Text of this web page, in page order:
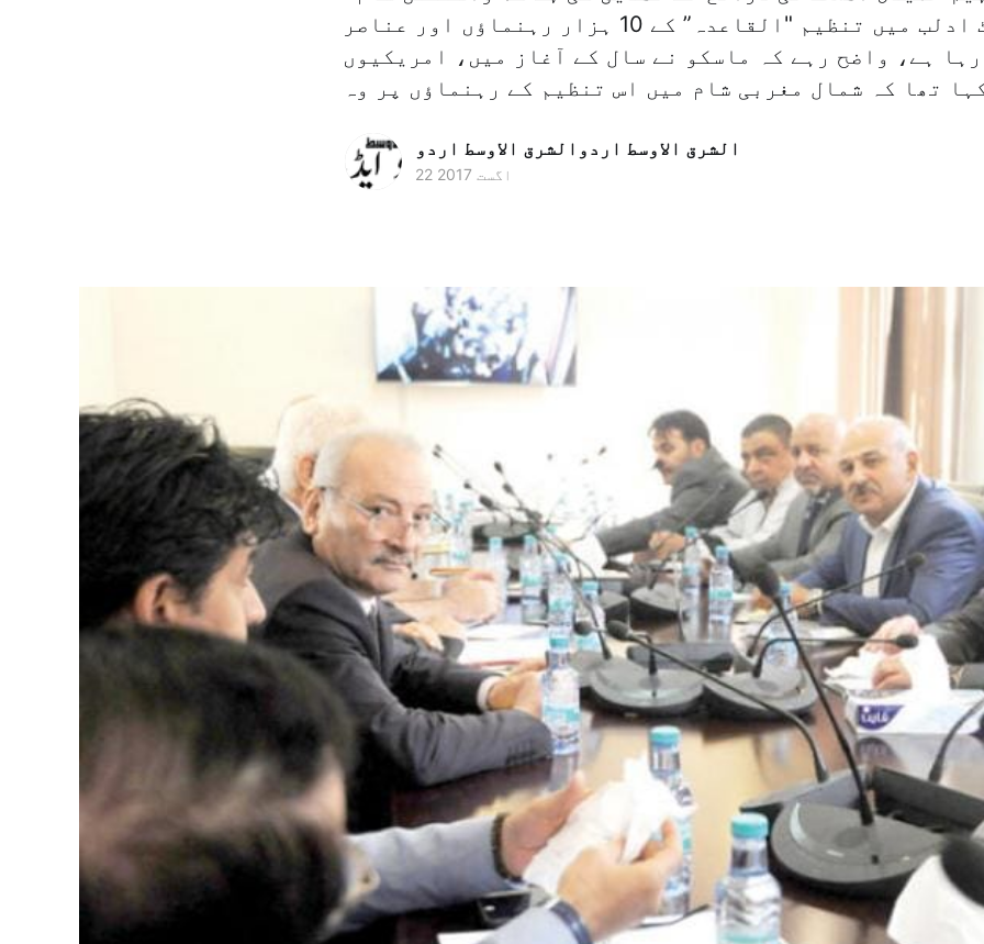
کے گورنریٹ ادلب میں تنظیم "القاعدہ” کے 10 ہزار رہنماؤں اور عناصر
ہے، واضح رہے کہ ماسکو نے سال کے آغاز میں، امریکیوں
الشرق الاوسط اردوالشرق الاوسط اردو
22 اگست 2017